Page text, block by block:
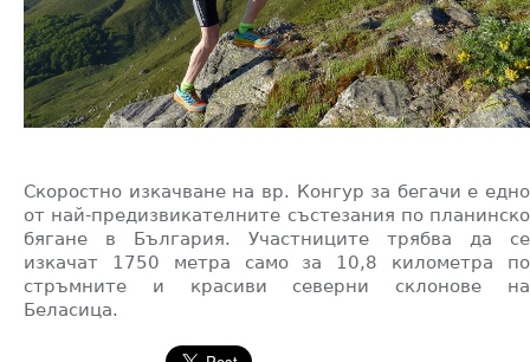
Скоростно изкачване на вр. Конгур за бегачи е едно
от най-предизвикателните състезания по планинско
бягане в България. Участниците трябва да се
изкачат 1750 метра само за 10,8 километра по
стръмните и красиви северни склонове на
Беласица.